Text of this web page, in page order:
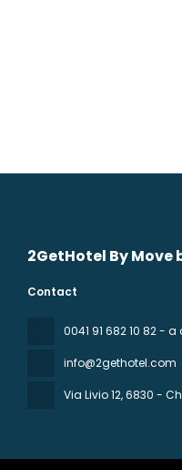
2GetHotel By Move
Contact
0041 91 682 10 82 -
info@2gethotel.com
Via Livio 12, 6830 -